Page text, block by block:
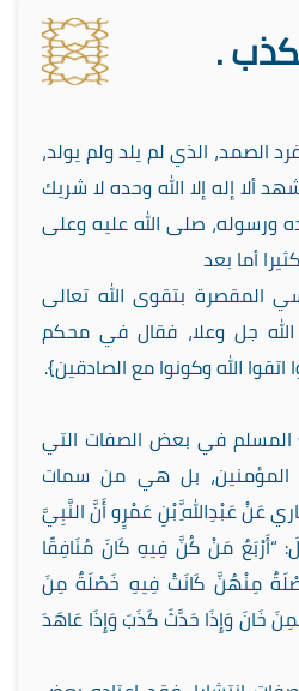
.
الصمد، الذي لم يلد ولم يولد،
ألا إله إلا الله وحده لا شريك
ورسوله، صلى الله عليه وعلى
أما بعد
المقصرة بتقوى الله تعالى
الله جل وعلا، فقال في محكم
اتقوا الله وكونوا مع الصادقين}.
المسلم في بعض الصفات التي
بل هي من سمات
عَنْ عَبْدِاللَّهِ بْنِ عَمْرٍو أَنَّ النَّبِيَّ
“أَرْبَعٌ مَنْ كُنَّ فِيهِ كَانَ مُنَافِقًا
مِنْهُنَّ كَانَتْ فِيهِ خَصْلَةٌ مِنَ
خَانَ وَإِذَا حَدَّثَ كَذَبَ وَإِذَا عَاهَدَ